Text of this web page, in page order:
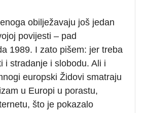
obilježavaju još jedan
povijesti – pad
1989. I zato pišem: jer treba
i stradanje i slobodu. Ali i
europski Židovi smatraju
u Europi u porastu,
što je pokazalo